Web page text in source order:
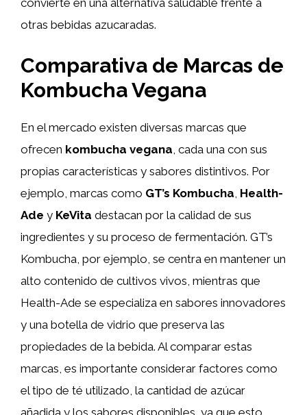
convierte en una alternativa saludable frente a
otras bebidas azucaradas.
Comparativa de Marcas de
Kombucha Vegana
En el mercado existen diversas marcas que
ofrecen kombucha vegana , cada una con sus
propias características y sabores distintivos. Por
ejemplo, marcas como GT’s Kombucha Health-
Ade y KeVita destacan por la calidad de sus
ingredientes y su proceso de fermentación. GT’s
Kombucha, por ejemplo, se centra en mantener un
alto contenido de cultivos vivos, mientras que
Health-Ade se especializa en sabores innovadores
y una botella de vidrio que preserva las
propiedades de la bebida. Al comparar estas
marcas, es importante considerar factores como
el tipo de té utilizado, la cantidad de azúcar
añadida y los sabores disponibles, ya que esto